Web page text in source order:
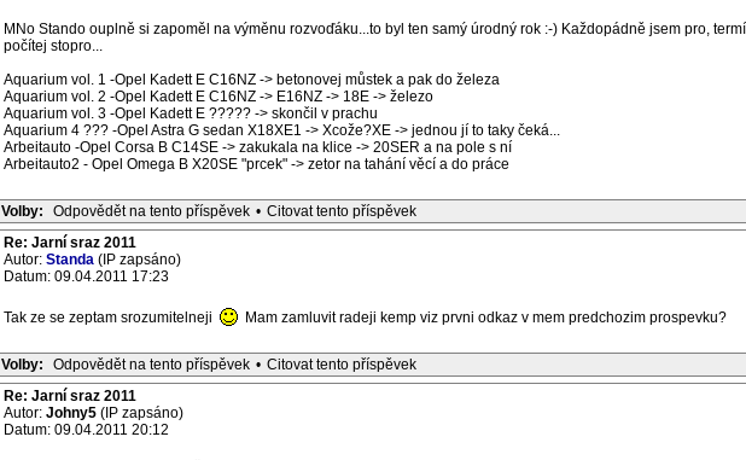
MNo Stando ouplně si zapoměl na výměnu rozvoďáku...to byl ten samý úrodný rok :-) Každopádně jsem pro,
počítej stopro...
Aquarium vol. 1 -Opel Kadett E C16NZ -> betonovej můstek a pak do železa
Aquarium vol. 2 -Opel Kadett E C16NZ -> E16NZ -> 18E -> železo
Aquarium vol. 3 -Opel Kadett E ????? -> skončil v prachu
Aquarium 4 ??? -Opel Astra G sedan X18XE1 -> Xcože?XE -> jednou jí to taky čeká...
Arbeitauto -Opel Corsa B C14SE -> zakukala na klice -> 20SER a na pole s ní
Arbeitauto2 - Opel Omega B X20SE "prcek" -> zetor na tahání věcí a do práce
Volby: Odpovědět na tento příspěvek • Citovat tento příspěvek
Re: Jarní sraz 2011
Autor: Standa (IP zapsáno)
Datum: 09.04.2011 17:23
Tak ze se zeptam srozumitelneji Mam zamluvit radeji kemp viz prvni odkaz v mem predchozim prospevku?
Volby: Odpovědět na tento příspěvek • Citovat tento příspěvek
Re: Jarní sraz 2011
Autor: Johny5 (IP zapsáno)
Datum: 09.04.2011 20:12